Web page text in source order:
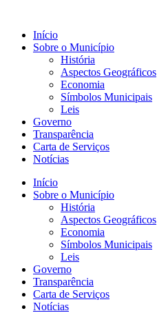
Início
Sobre o Município
História
Aspectos Geográficos
Economia
Símbolos Municipais
Leis
Governo
Transparência
Carta de Serviços
Notícias
Início
Sobre o Município
História
Aspectos Geográficos
Economia
Símbolos Municipais
Leis
Governo
Transparência
Carta de Serviços
Notícias